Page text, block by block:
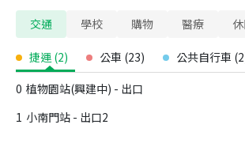
交通 學校 購物 醫療
捷運 (2) 公車 (23) 公共自行車 (2
0 植物園站(興建中) - 出口
1 小南門站 - 出口2